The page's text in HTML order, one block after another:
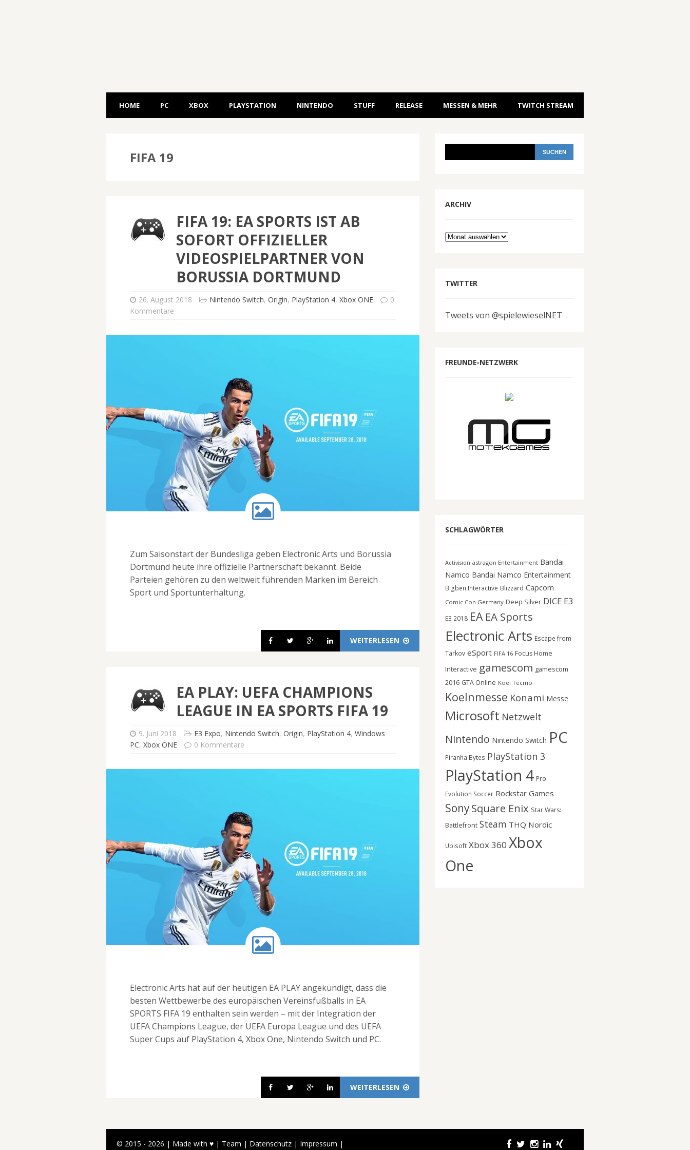
HOME PC XBOX PLAYSTATION NINTENDO STUFF RELEASE MESSEN & MEHR TWITCH STREAM
FIFA 19
FIFA 19: EA SPORTS IST AB
SOFORT OFFIZIELLER
VIDEOSPIELPARTNER VON
BORUSSIA DORTMUND
26. August 2018 Nintendo Switch, Origin, PlayStation 4, Xbox ONE
0
Kommentare
Zum Saisonstart der Bundesliga geben Electronic Arts und Borussia
Dortmund heute ihre offizielle Partnerschaft bekannt. Beide
Parteien gehören zu den weltweit führenden Marken im Bereich
Sport und Sportunterhaltung.
WEITERLESEN
EA PLAY: UEFA CHAMPIONS
LEAGUE IN EA SPORTS FIFA 19
9. Juni 2018 E3 Expo, Nintendo Switch, Origin, PlayStation 4, Windows
PC, Xbox ONE 0 Kommentare
Electronic Arts hat auf der heutigen EA PLAY angekündigt, dass die
besten Wettbewerbe des europäischen Vereinsfußballs in EA
SPORTS FIFA 19 enthalten sein werden – mit der Integration der
UEFA Champions League, der UEFA Europa League und des UEFA
Super Cups auf PlayStation 4, Xbox One, Nintendo Switch und PC.
WEITERLESEN
ARCHIV
Archiv
TWITTER
Tweets von @spielewieselNET
FREUNDE-NETZWERK
SCHLAGWÖRTER
Activision astragon Entertainment Bandai
Namco Bandai Namco Entertainment
Bigben Interactive Blizzard Capcom
Comic Con Germany Deep Silver DICE E3
E3 2018 EA EA Sports
Electronic Arts Escape from
Tarkov eSport FIFA 16 Focus Home
Interactive gamescom gamescom
2016 GTA Online Koei Tecmo
Koelnmesse Konami Messe
Microsoft Netzwelt
Nintendo Nintendo Switch PC
Piranha Bytes PlayStation 3
PlayStation 4 Pro
Evolution Soccer Rockstar Games
SonySquare Enix Star Wars:
Battlefront Steam THQ Nordic
Ubisoft Xbox 360 Xbox
One
© 2015 - 2026 | Made with ♥ | Team | Datenschutz | Impressum |